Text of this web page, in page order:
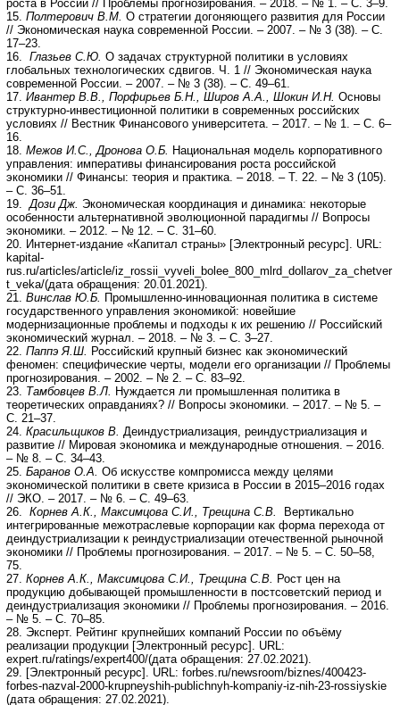
роста в России // Проблемы прогнозирования. – 2018. – № 1. – С. 3–9.
15. Полтерович В.М. О стратегии догоняющего развития для России
// Экономическая наука современной России. – 2007. – № 3 (38). – С.
17–23.
16. Глазьев С.Ю. О задачах структурной политики в условиях
глобальных технологических сдвигов. Ч. 1 // Экономическая наука
современной России. – 2007. – № 3 (38). – С. 49–61.
17. Ивантер В.В., Порфирьев Б.Н., Широв А.А., Шокин И.Н. Основы
структурно-инвестиционной политики в современных российских
условиях // Вестник Финансового университета. – 2017. – № 1. – С. 6–
16.
18. Межов И.С., Дронова О.Б.
Национальная модель корпоративного
управления: императивы финансирования роста российской
экономики // Финансы: теория и практика. – 2018. – Т. 22. – № 3 (105).
– С. 36–51.
19. Дози Дж. Экономическая координация и динамика: некоторые
особенности альтернативной эволюционной парадигмы // Вопросы
экономики. – 2012. – № 12. – С. 31–60.
20. Интернет-издание «Капитал страны» [Электронный ресурс]. URL:
kapital-
rus.ru/articles/article/iz_rossii_vyveli_bolee_800_mlrd_dollarov_za_chetver
t_veka/(дата обращения: 20.01.2021).
21. Винслав Ю.Б.
Промышленно-инновационная политика в системе
государственного управления экономикой: новейшие
модернизационные проблемы и подходы к их решению // Российский
экономический журнал. – 2018. – № 3. – С. 3–27.
22. Паппэ Я.Ш.
Российский крупный бизнес как экономический
феномен: специфические черты, модели его организации // Проблемы
прогнозирования. – 2002. – № 2. – С. 83–92.
23. Тамбовцев В.Л.
Нуждается ли промышленная политика в
теоретических оправданиях? // Вопросы экономики. – 2017. – № 5. –
С. 21–37.
24. Красильщиков В. Деиндустриализация, реиндустриализация и
развитие // Мировая экономика и международные отношения. – 2016.
– № 8. – С. 34–43.
25. Баранов О.А. Об искусстве компромисса между целями
экономической политики в свете кризиса в России в 2015–2016 годах
// ЭКО. – 2017. – № 6. – С. 49–63.
26. Корнев А.К., Максимцова С.И., Трещина С.В.
Вертикально
интегрированные межотраслевые корпорации как форма перехода от
деиндустриализации к реиндустриализации отечественной рыночной
экономики // Проблемы прогнозирования. – 2017. – № 5. – С. 50–58,
75.
27. Корнев А.К., Максимцова С.И., Трещина С.В.
Рост цен на
продукцию добывающей промышленности в постсоветский период и
деиндустриализация экономики // Проблемы прогнозирования. – 2016.
– № 5. – С. 70–85.
28. Эксперт. Рейтинг крупнейших компаний России по объёму
реализации продукции [Электронный ресурс]. URL:
expert.ru/ratings/expert400/(дата обращения: 27.02.2021).
29. [Электронный ресурс]. URL: forbes.ru/newsroom/biznes/400423-
forbes-nazval-2000-krupneyshih-publichnyh-kompaniy-iz-nih-23-rossiyskie
(дата обращения: 27.02.2021).